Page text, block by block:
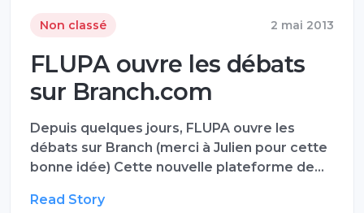
Non classé 2 mai 2013
FLUPA ouvre les débats
sur Branch.com
Depuis quelques jours, FLUPA ouvre les
débats sur Branch (merci à Julien pour cette
bonne idée) Cette nouvelle plateforme de…
Read Story